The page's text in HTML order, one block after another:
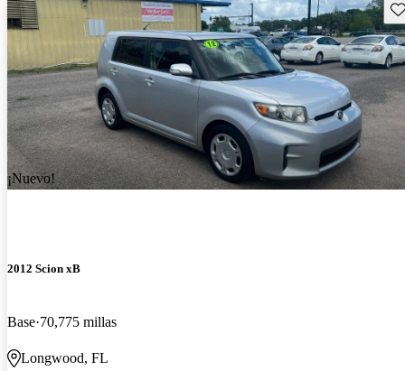
¡Nuevo!
2012 Scion xB
Base 70,775 millas
Longwood, FL